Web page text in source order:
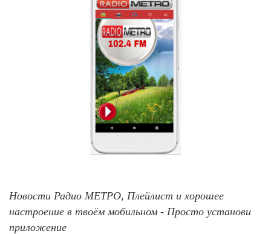
Новости Радио МЕТРО, Плейлист и хорошее
настроение в твоём мобильном - Просто установи
приложение